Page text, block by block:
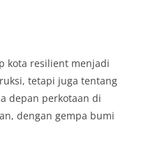
kota resilient menjadi
tetapi juga tentang
depan perkotaan di
dengan gempa bumi